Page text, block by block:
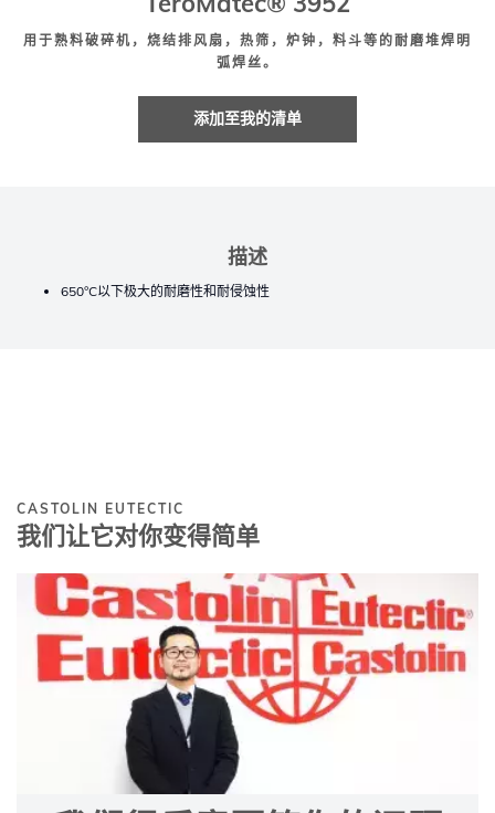
用于熟料破碎机，烧结排风扇，热筛，炉钟，料斗等的耐磨堆焊明
弧焊丝。
添加至我的清单
描述
650°C以下极大的耐磨性和耐侵蚀性
CASTOLIN EUTECTIC
我们让它对你变得简单